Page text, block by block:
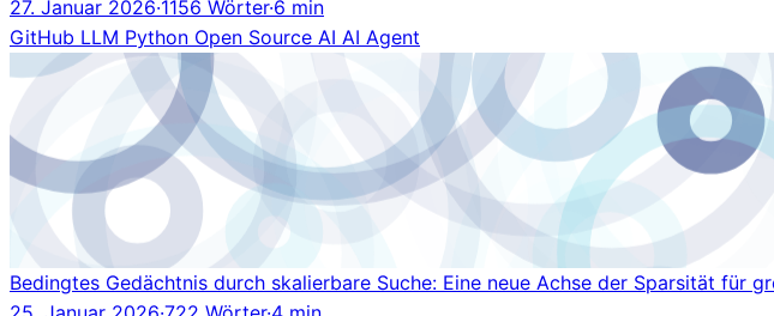
27. Januar 2026·1156 Wörter·6 min
GitHub LLM Python Open Source AI AI Agent
Bedingtes Gedächtnis durch skalierbare Suche: Eine neue Achse der Sparsität für